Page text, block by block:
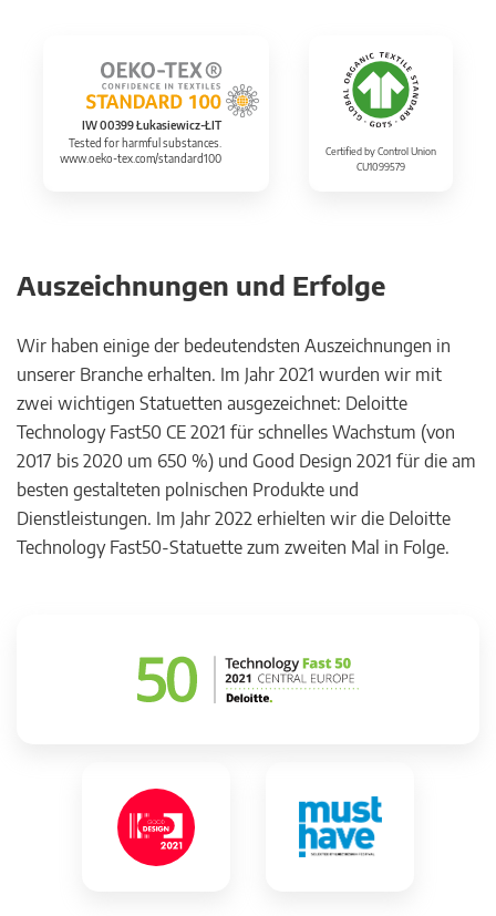
IW 00399 Łukasiewicz-ŁIT
Tested for harmful substances.
www.oeko-tex.com/standard100
Certified by Control Union
CU1099579
Auszeichnungen und Erfolge
Wir haben einige der bedeutendsten Auszeichnungen in
unserer Branche erhalten. Im Jahr 2021 wurden wir mit
zwei wichtigen Statuetten ausgezeichnet: Deloitte
Technology Fast50 CE 2021 für schnelles Wachstum (von
2017 bis 2020 um 650 %) und Good Design 2021 für die am
besten gestalteten polnischen Produkte und
Dienstleistungen. Im Jahr 2022 erhielten wir die Deloitte
Technology Fast50-Statuette zum zweiten Mal in Folge.